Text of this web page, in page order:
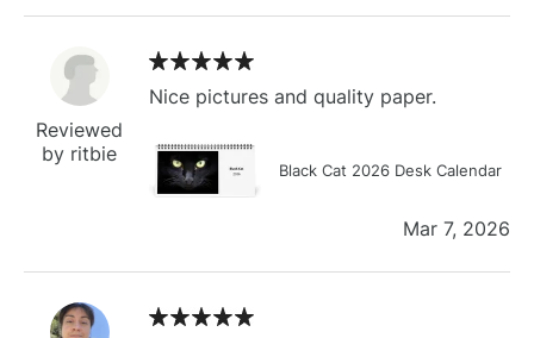
Reviewed
by ritbie
Nice pictures and quality paper.
Black Cat 2026 Desk Calendar
Mar 7, 2026